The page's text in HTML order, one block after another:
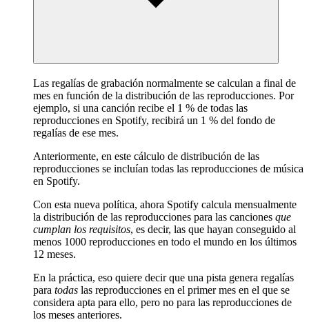
Las regalías de grabación normalmente se calculan a final de
mes en función de la distribución de las reproducciones. Por
ejemplo, si una canción recibe el 1 % de todas las
reproducciones en Spotify, recibirá un 1 % del fondo de
regalías de ese mes.
Anteriormente, en este cálculo de distribución de las
reproducciones se incluían todas las reproducciones de música
en Spotify.
Con esta nueva política, ahora Spotify calcula mensualmente
la distribución de las reproducciones para las canciones que
cumplan los requisitos, es decir, las que hayan conseguido al
menos 1000 reproducciones en todo el mundo en los últimos
12 meses.
En la práctica, eso quiere decir que una pista genera regalías
para todas las reproducciones en el primer mes en el que se
considera apta para ello, pero no para las reproducciones de
los meses anteriores.